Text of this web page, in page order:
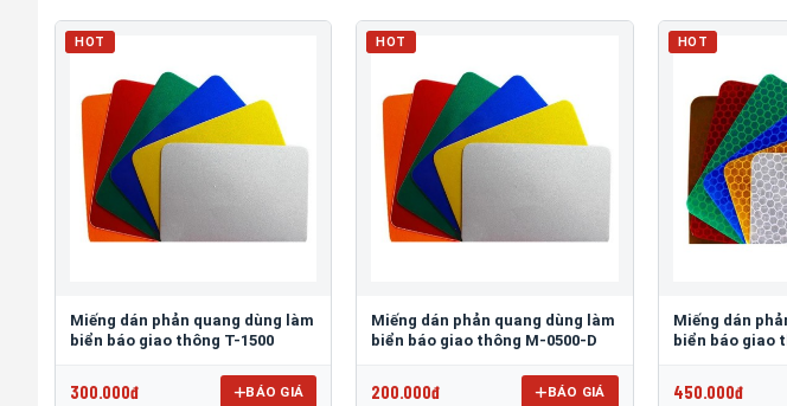
HOT
Miếng dán phản quang dùng làm
biển báo giao thông T-1500
300.000đ BÁO GIÁ
HOT
Miếng dán phản quang dùng làm
biển báo giao thông M-0500-D
200.000đ BÁO GIÁ
HOT
Miếng dán
biển báo giao
450.000đ